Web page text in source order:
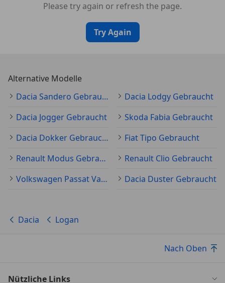
Please try again or refresh the page.
Try Again
Alternative Modelle
Dacia Sandero Gebraucht
Dacia Lodgy Gebraucht
Dacia Jogger Gebraucht
Skoda Fabia Gebraucht
Dacia Dokker Gebraucht
Fiat Tipo Gebraucht
Renault Modus Gebraucht
Renault Clio Gebraucht
Volkswagen Passat Variant Gebraucht
Dacia Duster Gebraucht
Dacia Logan
Nach Oben
Nützliche Links